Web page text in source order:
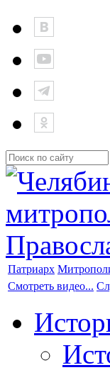
Патриарх
Смотреть видео...